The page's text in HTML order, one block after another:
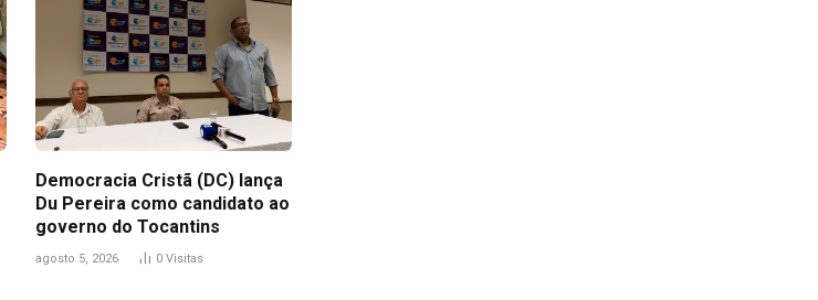
Democracia Cristã (DC) lança
Du Pereira como candidato ao
governo do Tocantins
agosto 5, 2026 0 Visitas